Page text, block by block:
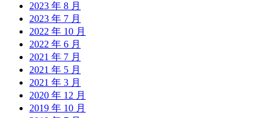
2023 年 8 月
2023 年 7 月
2022 年 10 月
2022 年 6 月
2021 年 7 月
2021 年 5 月
2021 年 3 月
2020 年 12 月
2019 年 10 月